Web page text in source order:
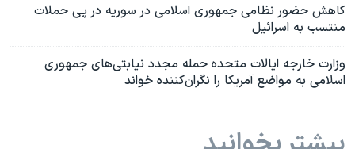
کاهش حضور نظامی جمهوری اسلامی در سوریه در پی حملات
منتسب به اسرائیل
وزارت خارجه ایالات متحده حمله مجدد نیابتی‌های جمهوری
اسلامی به مواضع آمریکا را نگران‌کننده خواند